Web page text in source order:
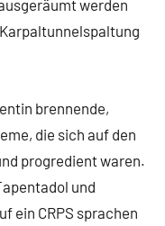
werden
brennende,
die sich auf den
progredient waren.
und
ein CRPS sprachen